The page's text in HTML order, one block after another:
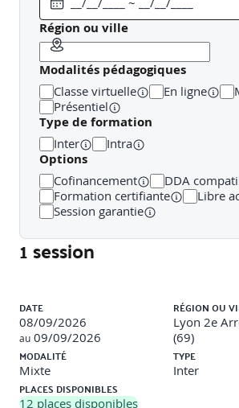
La définition d’objectifs
Formaliser les objectifs à atteindre
Déduire un objectif à partir de la
besoin du client
Définir un objectif clair et atteignable
Entériner l’objectif avec le client
Jour 2 : La structuration de la
La mission de coaching
Rédiger et présenter la
Définir un plan d’intervention
Élaborer son code déontologie
Positionner sa mission dans la
développement de l’entreprise
Adhérer à la stratégie définie par
L’évaluation de sa mission de
Évaluer et valoriser l’impact de sa
Région ou ville
Modalités pédagogiques
Classe virtuelle En ligne
Présentiel
Type de formation
Inter Intra
Options
Cofinancement
DDA
Formation certifiante
Libre
Session garantie
1 session
DATE
08/09/2026
au 09/09/2026
RÉGION OU
Lyon 2e
(69)
MODALITÉ
Mixte
TYPE
Inter
PLACES DISPONIBLES
12 places disponibles